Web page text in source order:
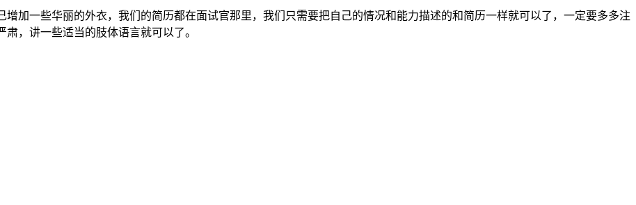
加一些华丽的外衣，我们的简历都在面试官那里，我们只需要把自己的情况和能力描述的和简历一样就可以了，一定要多多注
，讲一些适当的肢体语言就可以了。